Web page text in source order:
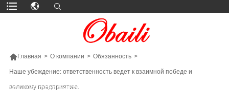
Главная > О компании > Обязанность >
Наше убеждение: ответственность ведет к взаимной победе и
великому предприятию.
БОЛЬШЕ ПРОДУКТОВ